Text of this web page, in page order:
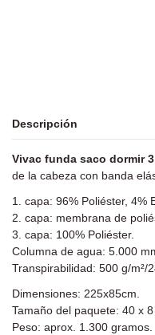
Descripción
Vivac funda saco dormir
de la cabeza con banda
1. capa: 96% Poliéster, 4%
2. capa: membrana de
3. capa: 100% Poliéster.
Columna de agua: 5.000
Transpirabilidad: 500 g/m²/
Dimensiones: 225x85cm.
Tamaño del paquete: 40 x
Peso: aprox. 1.300 gramos.